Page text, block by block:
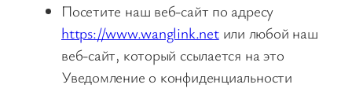
Посетите наш веб-сайт по адресу
https://www.wanglink.netили любой наш
веб-сайт, который ссылается на это
Уведомление о конфиденциальности